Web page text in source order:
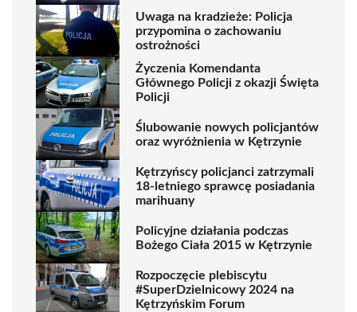
Uwaga na kradzieże: Policja
przypomina o zachowaniu
ostrożności
Życzenia Komendanta
Głównego Policji z okazji Święta
Policji
Ślubowanie nowych policjantów
oraz wyróżnienia w Kętrzynie
Kętrzyńscy policjanci zatrzymali
18-letniego sprawcę posiadania
marihuany
Policyjne działania podczas
Bożego Ciała 2015 w Kętrzynie
Rozpoczęcie plebiscytu
#SuperDzielnicowy 2024 na
Kętrzyńskim Forum